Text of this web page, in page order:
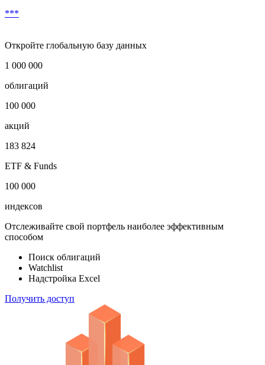
***
Откройте глобальную базу данных
1 000 000
облигаций
100 000
акций
183 824
ETF & Funds
100 000
индексов
Отслеживайте свой портфель наиболее эффективным
способом
Поиск облигаций
Watchlist
Надстройка Excel
Получить доступ